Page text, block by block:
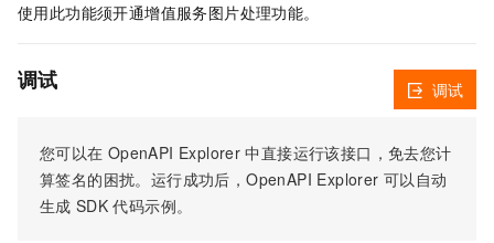
使用此功能须开通增值服务图片处理功能。
调试
您可以在 OpenAPI Explorer 中直接运行该接口，免去您计
算签名的困扰。运行成功后，OpenAPI Explorer 可以自动
生成 SDK 代码示例。
调试